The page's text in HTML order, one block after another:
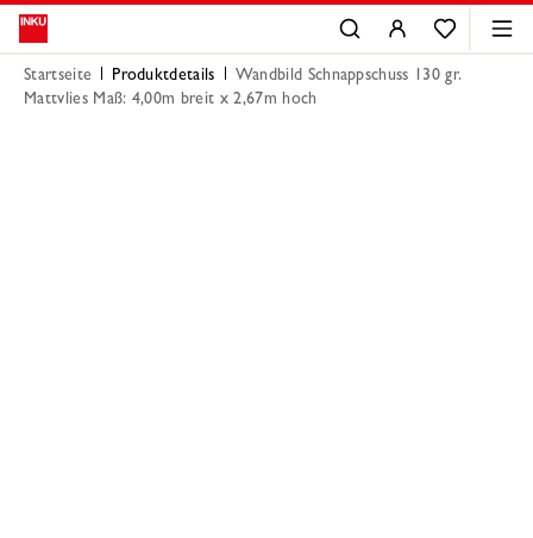
Startseite Produktdetails
Wandbild Schnappschuss 130 gr.
Mattvlies Maß: 4,00m breit x 2,67m hoch